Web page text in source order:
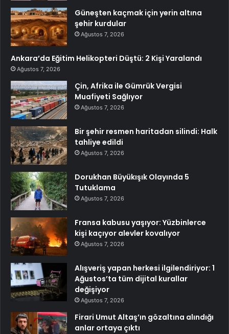
Güneşten kaçmak için yerin altına
şehir kurdular
Ağustos 7, 2026
Ankara’da Eğitim Helikopteri Düştü: 2 Kişi Yaralandı
Ağustos 7, 2026
Çin, Afrika ile Gümrük Vergisi
Muafiyeti Sağlıyor
Ağustos 7, 2026
Bir şehir resmen haritadan silindi: Halk
tahliye edildi
Ağustos 7, 2026
Dorukhan Büyükışık Olayında 5
Tutuklama
Ağustos 7, 2026
Fransa kabusu yaşıyor: Yüzbinlerce
kişi kaçıyor alevler kovalıyor
Ağustos 7, 2026
Alışveriş yapan herkesi ilgilendiriyor: 1
Ağustos’ta tüm dijital kurallar
değişiyor
Ağustos 7, 2026
Firari Umut Altaş’ın gözaltına alındığı
anlar ortaya çıktı